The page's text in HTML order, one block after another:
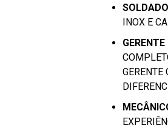
INOX E
GERENTE